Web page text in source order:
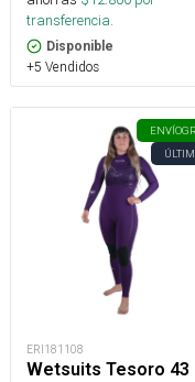
transferencia.
Disponible
+5 Vendidos
ENVÍO
ERI181108
Wetsuits Tesoro 43